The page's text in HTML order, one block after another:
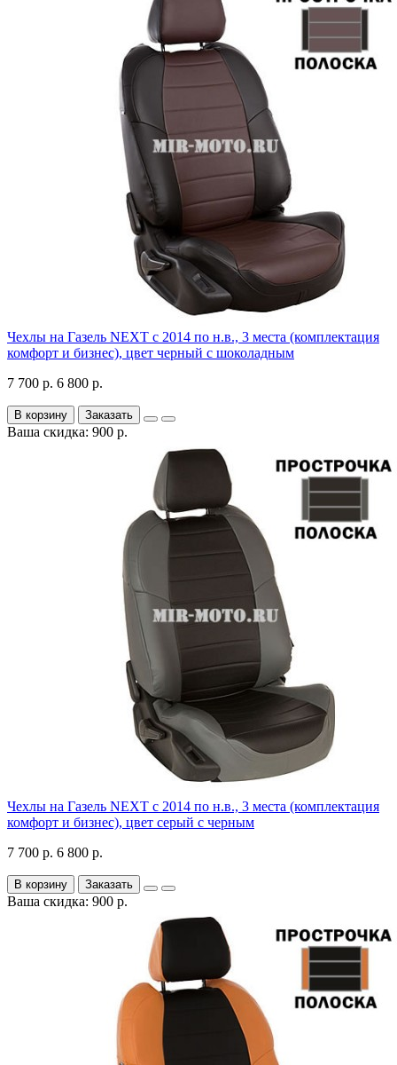
Чехлы на Газель NEXT с 2014 по н.в., 3 места (комплектация
комфорт и бизнес), цвет черный с шоколадным
7 700 р. 6 800 р.
В корзину Заказать
Ваша скидка: 900 р.
Чехлы на Газель NEXT с 2014 по н.в., 3 места (комплектация
комфорт и бизнес), цвет серый с черным
7 700 р. 6 800 р.
В корзину Заказать
Ваша скидка: 900 р.